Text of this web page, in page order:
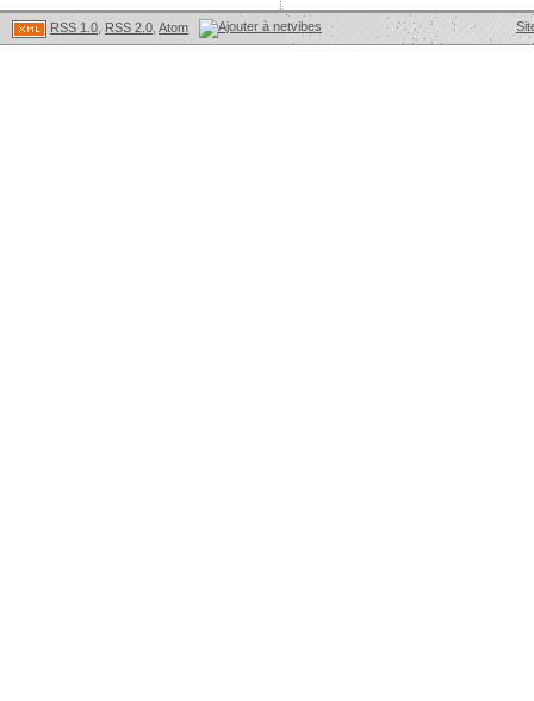
RSS 1.0 RSS 2.0 Atom